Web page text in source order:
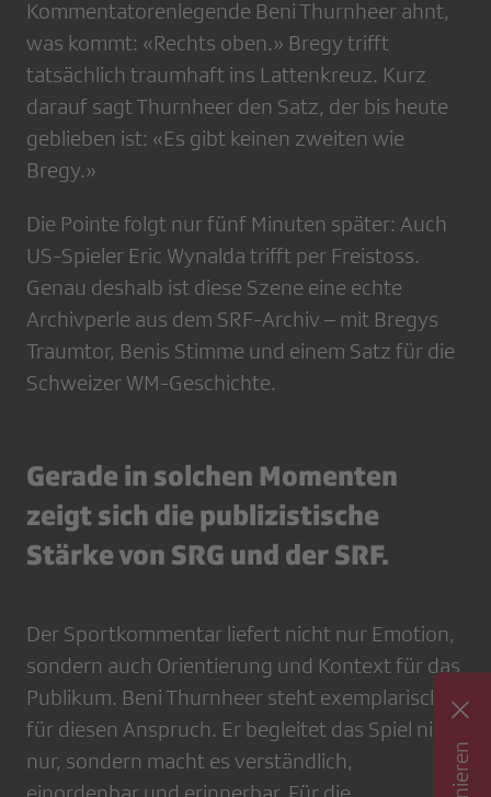
Kommentatorenlegende Beni Thurnheer ahnt,
was kommt: «Rechts oben.» Bregy trifft
tatsächlich traumhaft ins Lattenkreuz. Kurz
darauf sagt Thurnheer den Satz, der bis heute
geblieben ist: «Es gibt keinen zweiten wie
Bregy.»
Die Pointe folgt nur fünf Minuten später: Auch
US-Spieler Eric Wynalda trifft per Freistoss.
Genau deshalb ist diese Szene eine echte
Archivperle aus dem SRF-Archiv – mit Bregys
Traumtor, Benis Stimme und einem Satz für die
Schweizer WM-Geschichte.
Gerade in solchen Momenten
zeigt sich die publizistische
Stärke von SRG und der SRF.
Der Sportkommentar liefert nicht nur Emotion,
sondern auch Orientierung und Kontext für das
Publikum. Beni Thurnheer steht exemplarisch
für diesen Anspruch. Er begleitet das Spiel nicht
nur, sondern macht es verständlich,